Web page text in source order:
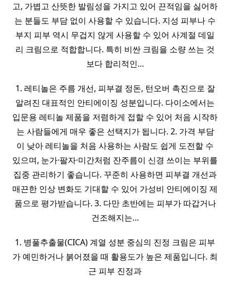
고, 가볍고 산뜻한 발림성을 가지고 있어 끈적임을 싫어하
는 분들도 부담 없이 사용할 수 있습니다. 지성 피부나 수
부지 피부 역시 무겁지 않게 사용할 수 있어 사계절 데일
리 크림으로 적합합니다. 특히 비싼 크림을 소량 쓰는 것
보다 합리적인…
1. 레티놀은 주름 개선, 피부결 정돈, 턴오버 촉진으로 잘
알려진 대표적인 안티에이징 성분입니다. 다이소에서는
입문용 레티놀 제품을 저렴하게 접할 수 있어 처음 시작하
는 사람들에게 매우 좋은 선택지가 됩니다. 2. 가격 부담
이 낮아 레티놀을 처음 사용하는 사람도 쉽게 도전할 수
있으며, 눈가·팔자·미간처럼 잔주름이 신경 쓰이는 부위를
집중 관리하기 좋습니다. 꾸준히 사용하면 피부결 개선과
매끈한 인상 변화도 기대할 수 있어 가성비 안티에이징 제
품으로 평가받습니다. 3. 다만 초반에는 피부가 따갑거나
건조해지는…
1. 병풀추출물(CICA) 계열 성분 중심의 진정 크림은 피부
가 예민하거나 붉어졌을 때 활용도가 높은 제품입니다. 최
근 피부 진정과